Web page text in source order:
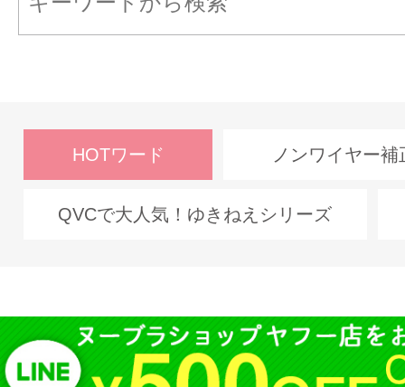
HOTワード ノンワイヤー
QVCで大人気！ゆきねえシリーズ
RANKING
ランキング